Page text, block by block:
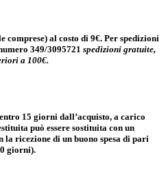
comprese) al costo di 9€. Per spedizioni
349/3095721 spedizioni gratuite,
a 100€.
15 giorni dall’acquisto, a carico
può essere sostituita con un
ricezione di un buono spesa di pari
giorni).